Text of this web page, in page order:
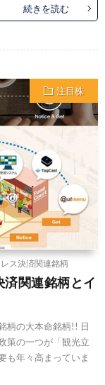
続きを読む
注目株
ス決済関連銘柄
関連銘柄とイ
柄の大本命銘柄!! 日
策の一つが「観光立
も年々高まっていま